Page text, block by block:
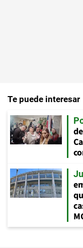
Te puede interesar